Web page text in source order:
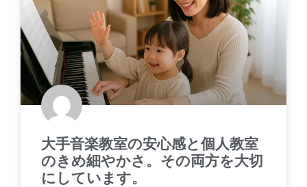
大手音楽教室の安心感と個人教室
のきめ細やかさ。その両方を大切
にしています。